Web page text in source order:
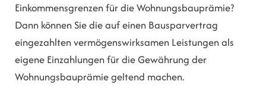
Einkommensgrenzen für die Wohnungsbauprämie?
Dann können Sie die auf einen Bausparvertrag
eingezahlten vermögenswirksamen Leistungen als
eigene Einzahlungen für die Gewährung der
Wohnungsbauprämie geltend machen.